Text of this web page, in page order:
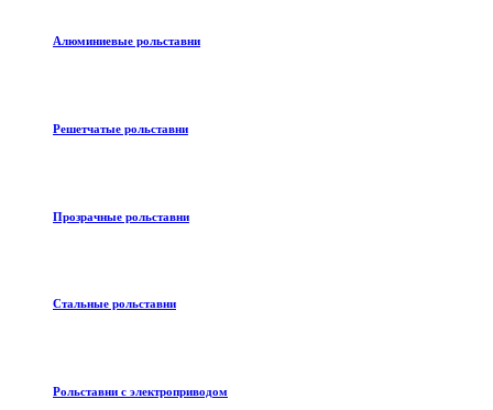
Алюминиевые рольставни
Решетчатые рольставни
Прозрачные рольставни
Стальные рольставни
Рольставни с электроприводом